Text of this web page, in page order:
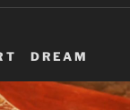
DREAM